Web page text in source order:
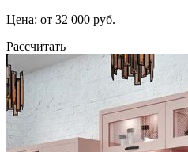
Цена: от 32 000 руб.
Рассчитать